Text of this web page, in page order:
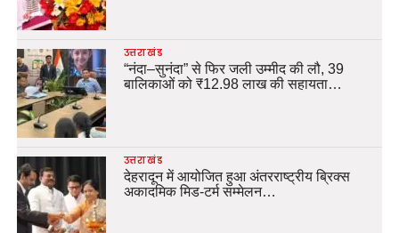
उत्तराखंड
“नंदा–सुनंदा” से फिर जली उम्मीद की लौ, 39
बालिकाओं को ₹12.98 लाख की सहायता…
उत्तराखंड
देहरादून में आयोजित हुआ अंतरराष्ट्रीय ब्रिक्स
अकादमिक मिड-टर्म सम्मेलन…